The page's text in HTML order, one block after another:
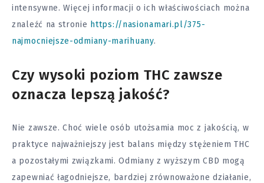
intensywne. Więcej informacji o ich właściwościach można
znaleźć na stronie https://nasionamari.pl/375-
najmocniejsze-odmiany-marihuany.
Czy wysoki poziom THC zawsze
oznacza lepszą jakość?
Nie zawsze. Choć wiele osób utożsamia moc z jakością, w
praktyce najważniejszy jest balans między stężeniem THC
a pozostałymi związkami. Odmiany z wyższym CBD mogą
zapewniać łagodniejsze, bardziej zrównoważone działanie,